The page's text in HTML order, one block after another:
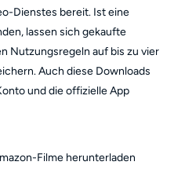
Dienstes bereit. Ist eine
lassen sich gekaufte
Nutzungsregeln auf bis zu vier
Auch diese Downloads
und die offizielle App
Filme herunterladen